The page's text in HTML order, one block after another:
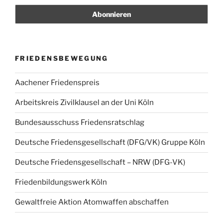
FRIEDENSBEWEGUNG
Aachener Friedenspreis
Arbeitskreis Zivilklausel an der Uni Köln
Bundesausschuss Friedensratschlag
Deutsche Friedensgesellschaft (DFG/VK) Gruppe Köln
Deutsche Friedensgesellschaft – NRW (DFG-VK)
Friedenbildungswerk Köln
Gewaltfreie Aktion Atomwaffen abschaffen